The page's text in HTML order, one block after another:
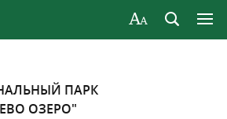
ПАРК
ОЗЕРО"